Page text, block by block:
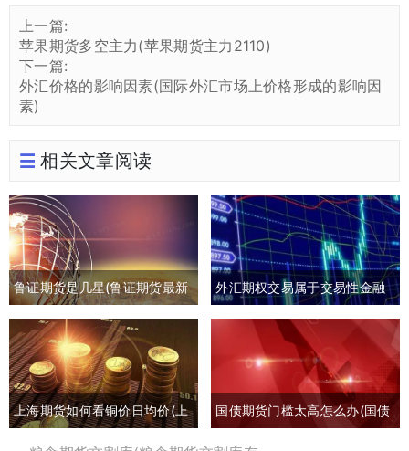
上一篇:
苹果期货多空主力(苹果期货主力2110)
下一篇:
外汇价格的影响因素(国际外汇市场上价格形成的影响因
素)
相关文章阅读
鲁证期货是几星(鲁证期货最新
消息)
外汇期权交易属于交易性金融
负债吗(外汇期权交易是指交易
双方)
上海期货如何看铜价日均价(上
海期货交易铜价)
国债期货门槛太高怎么办(国债
期货有风险吗)